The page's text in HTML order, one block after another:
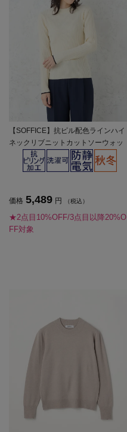
【SOFFICE】抗ピル配色ラインハイ
ネックリブニットカットソーウォッ
シャブル放電抗ピリング秋冬【レデ
ィース】
価格 5,489 円 （税込）
★2点目10%OFF/3点目以降20%O
FF対象